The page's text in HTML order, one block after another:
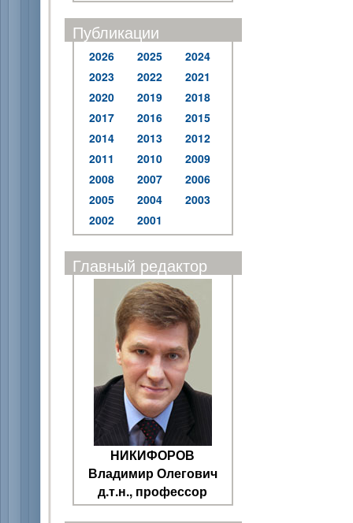
Публикации
2026 2025
2024
2023
2022
2021
2020
2019
2018
2017
2016
2015
2014
2013
2012
2011
2010
2009
2008
2007
2006
2005
2004
2003
2002
2001
Главный редактор
НИКИФОРОВ
Владимир Олегович
д.т.н., профессор